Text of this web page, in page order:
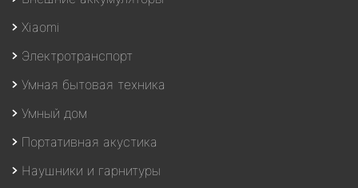
Xiaomi
Электротранспорт
Умная бытовая техника
Умный дом
Портативная акустика
Наушники и гарнитуры